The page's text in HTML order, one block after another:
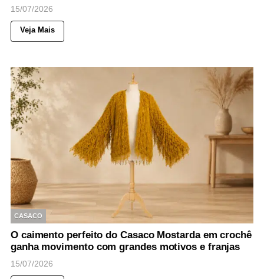
15/07/2026
Veja Mais
CASACO
O caimento perfeito do Casaco Mostarda em crochê
ganha movimento com grandes motivos e franjas
15/07/2026